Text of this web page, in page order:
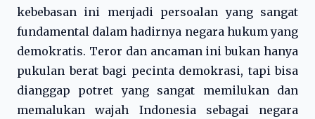
kebebasan ini menjadi persoalan yang sangat
fundamental dalam hadirnya negara hukum yang
demokratis. Teror dan ancaman ini bukan hanya
pukulan berat bagi pecinta demokrasi, tapi bisa
dianggap potret yang sangat memilukan dan
memalukan wajah Indonesia sebagai negara